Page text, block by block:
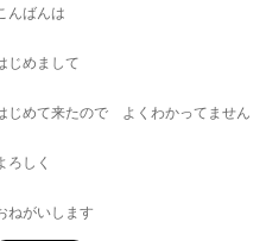
んばんは
じめまして
じめて来たので よくわかってません
ろしく
ねがいします